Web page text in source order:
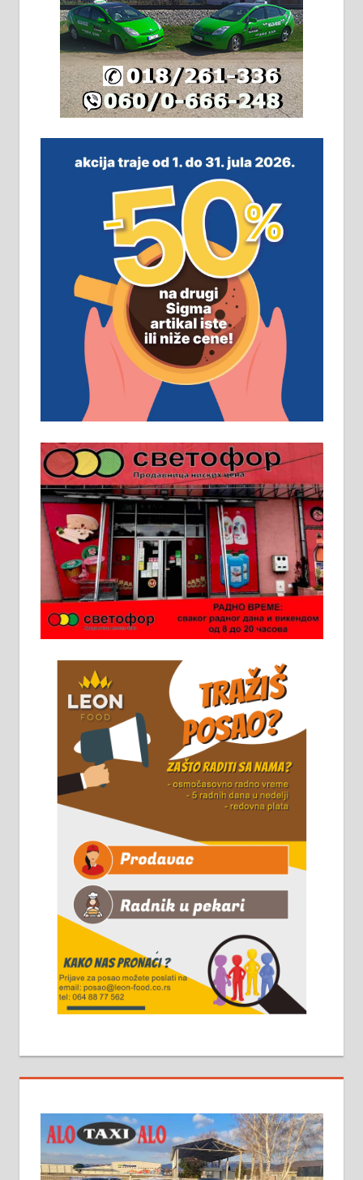
Издајем комплетно опремљену
халу на Житковачком путу, на
плацу површине око 7 ари.
064/321-80-51; 063/102-35-25
незавршена кућа површине 160
м2 са плацем од 8 ари у Зеленом
виру у Алексинцу. Могућа
замена. 064/21-63-584
ПОСЛОВНИ ОГЛАСИ
Рудник и флотација Рудник
д.о.о. Рудник запошљава 20
помоћника рудара. Услови:
Основна школа, пожељно радно
искуство на истим и сличним
пословима, али не и неопходан
услов. Обезбеђен смештај,
превоз, исхрана. 032/57-41-122 –
локал 22
Пружам услуге завршних радова
у грађевини, хидроизолације и
молерских радова. 061/25-28-058
Ало таксију потребан возач са Б
категоријом. 064/02-85-511
Потребна два радника за рад на
стоваришту „Липа промет” у
Алексинцу. За више
стовариште у улици Максима
Горког 26 сваког радног дана од
8 до 15 часова. 063/465-045
Чистим све врсте димњака.
061/32-13-445